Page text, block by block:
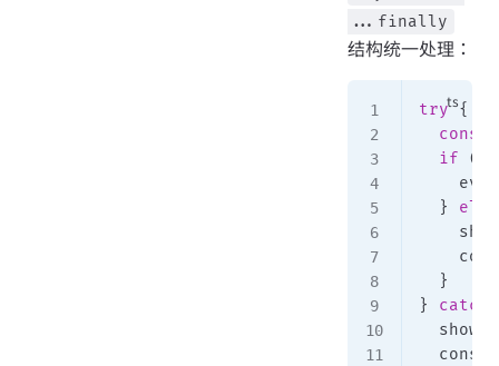
...finally
结构统一处理：
try {
  const
  if
(
  }
else
  }
} catch